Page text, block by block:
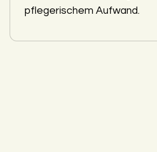
pflegerischem Aufwand.